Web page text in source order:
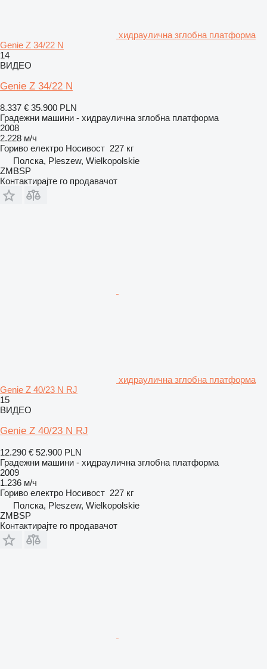
хидраулична зглобна платформа
Genie Z 34/22 N
14
ВИДЕО
Genie Z 34/22 N
8.337 € 35.900 PLN
Градежни машини - хидраулична зглобна платформа
2008
2.228 м/ч
Гориво електро Носивост 227 кг
Полска, Pleszew, Wielkopolskie
ZMBSP
Контактирајте го продавачот
хидраулична зглобна платформа
Genie Z 40/23 N RJ
15
ВИДЕО
Genie Z 40/23 N RJ
12.290 € 52.900 PLN
Градежни машини - хидраулична зглобна платформа
2009
1.236 м/ч
Гориво електро Носивост 227 кг
Полска, Pleszew, Wielkopolskie
ZMBSP
Контактирајте го продавачот